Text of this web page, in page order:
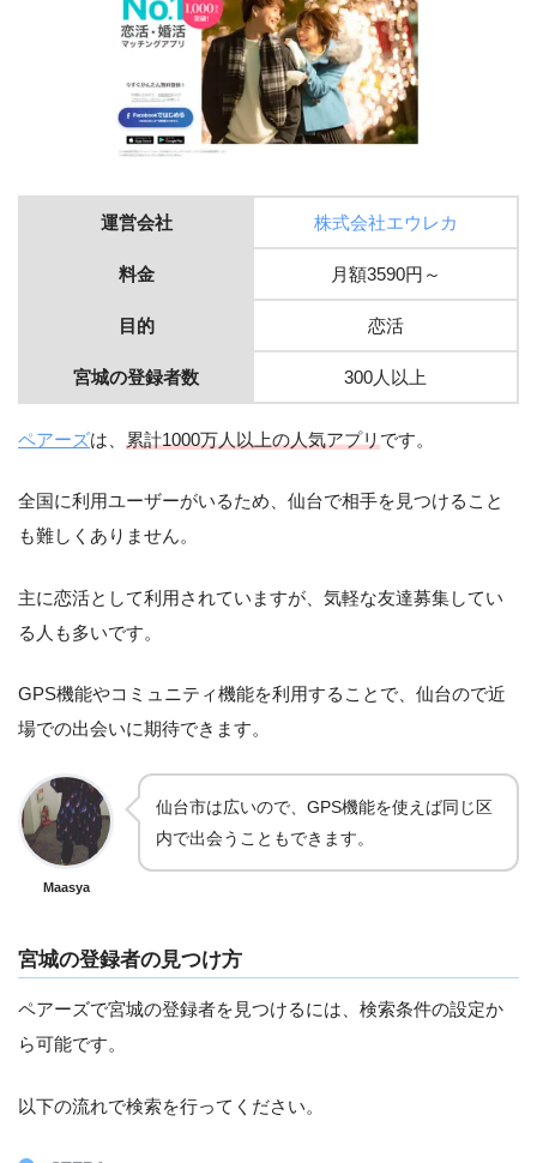
運営会社 株式会社エウレカ
料金 月額3590円～
目的 恋活
宮城の登録者数 300人以上
ペアーズは、 累計1000万人以上の人気アプリ です。
全国に利用ユーザーがいるため、仙台で相手を見つけること
も難しくありません。
主に恋活として利用されていますが、気軽な友達募集してい
る人も多いです。
GPS機能やコミュニティ機能を利用することで、仙台ので近
場での出会いに期待できます。
Maasya
仙台市は広いので、GPS機能を使えば同じ区
内で出会うこともできます。
宮城の登録者の見つけ方
ペアーズで宮城の登録者を見つけるには、検索条件の設定か
ら可能です。
以下の流れで検索を行ってください。